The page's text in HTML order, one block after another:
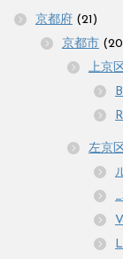
京都府 (21)
京都市
上京
左京